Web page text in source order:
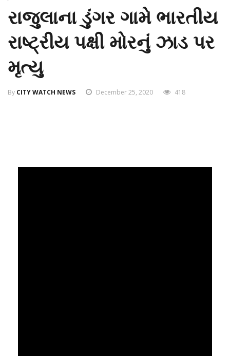
રાજુલાના ડુંગર ગામે ભારતીય
રાષ્ટ્રીય પક્ષી મોરનું ઝાડ પર
મૃત્યુ
By CITY WATCH NEWS December 25, 2020 418